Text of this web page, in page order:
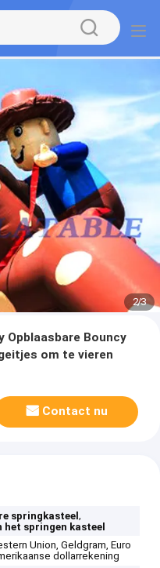
2/3
Opblaasbare Bouncy
om te vieren
Contact nu
springkasteel,
het springen kasteel
Union, Geldgram, Euro
dollarrekening